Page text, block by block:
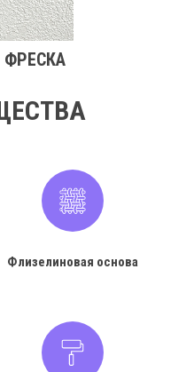
ФРЕСКА
Флизелиновая основа